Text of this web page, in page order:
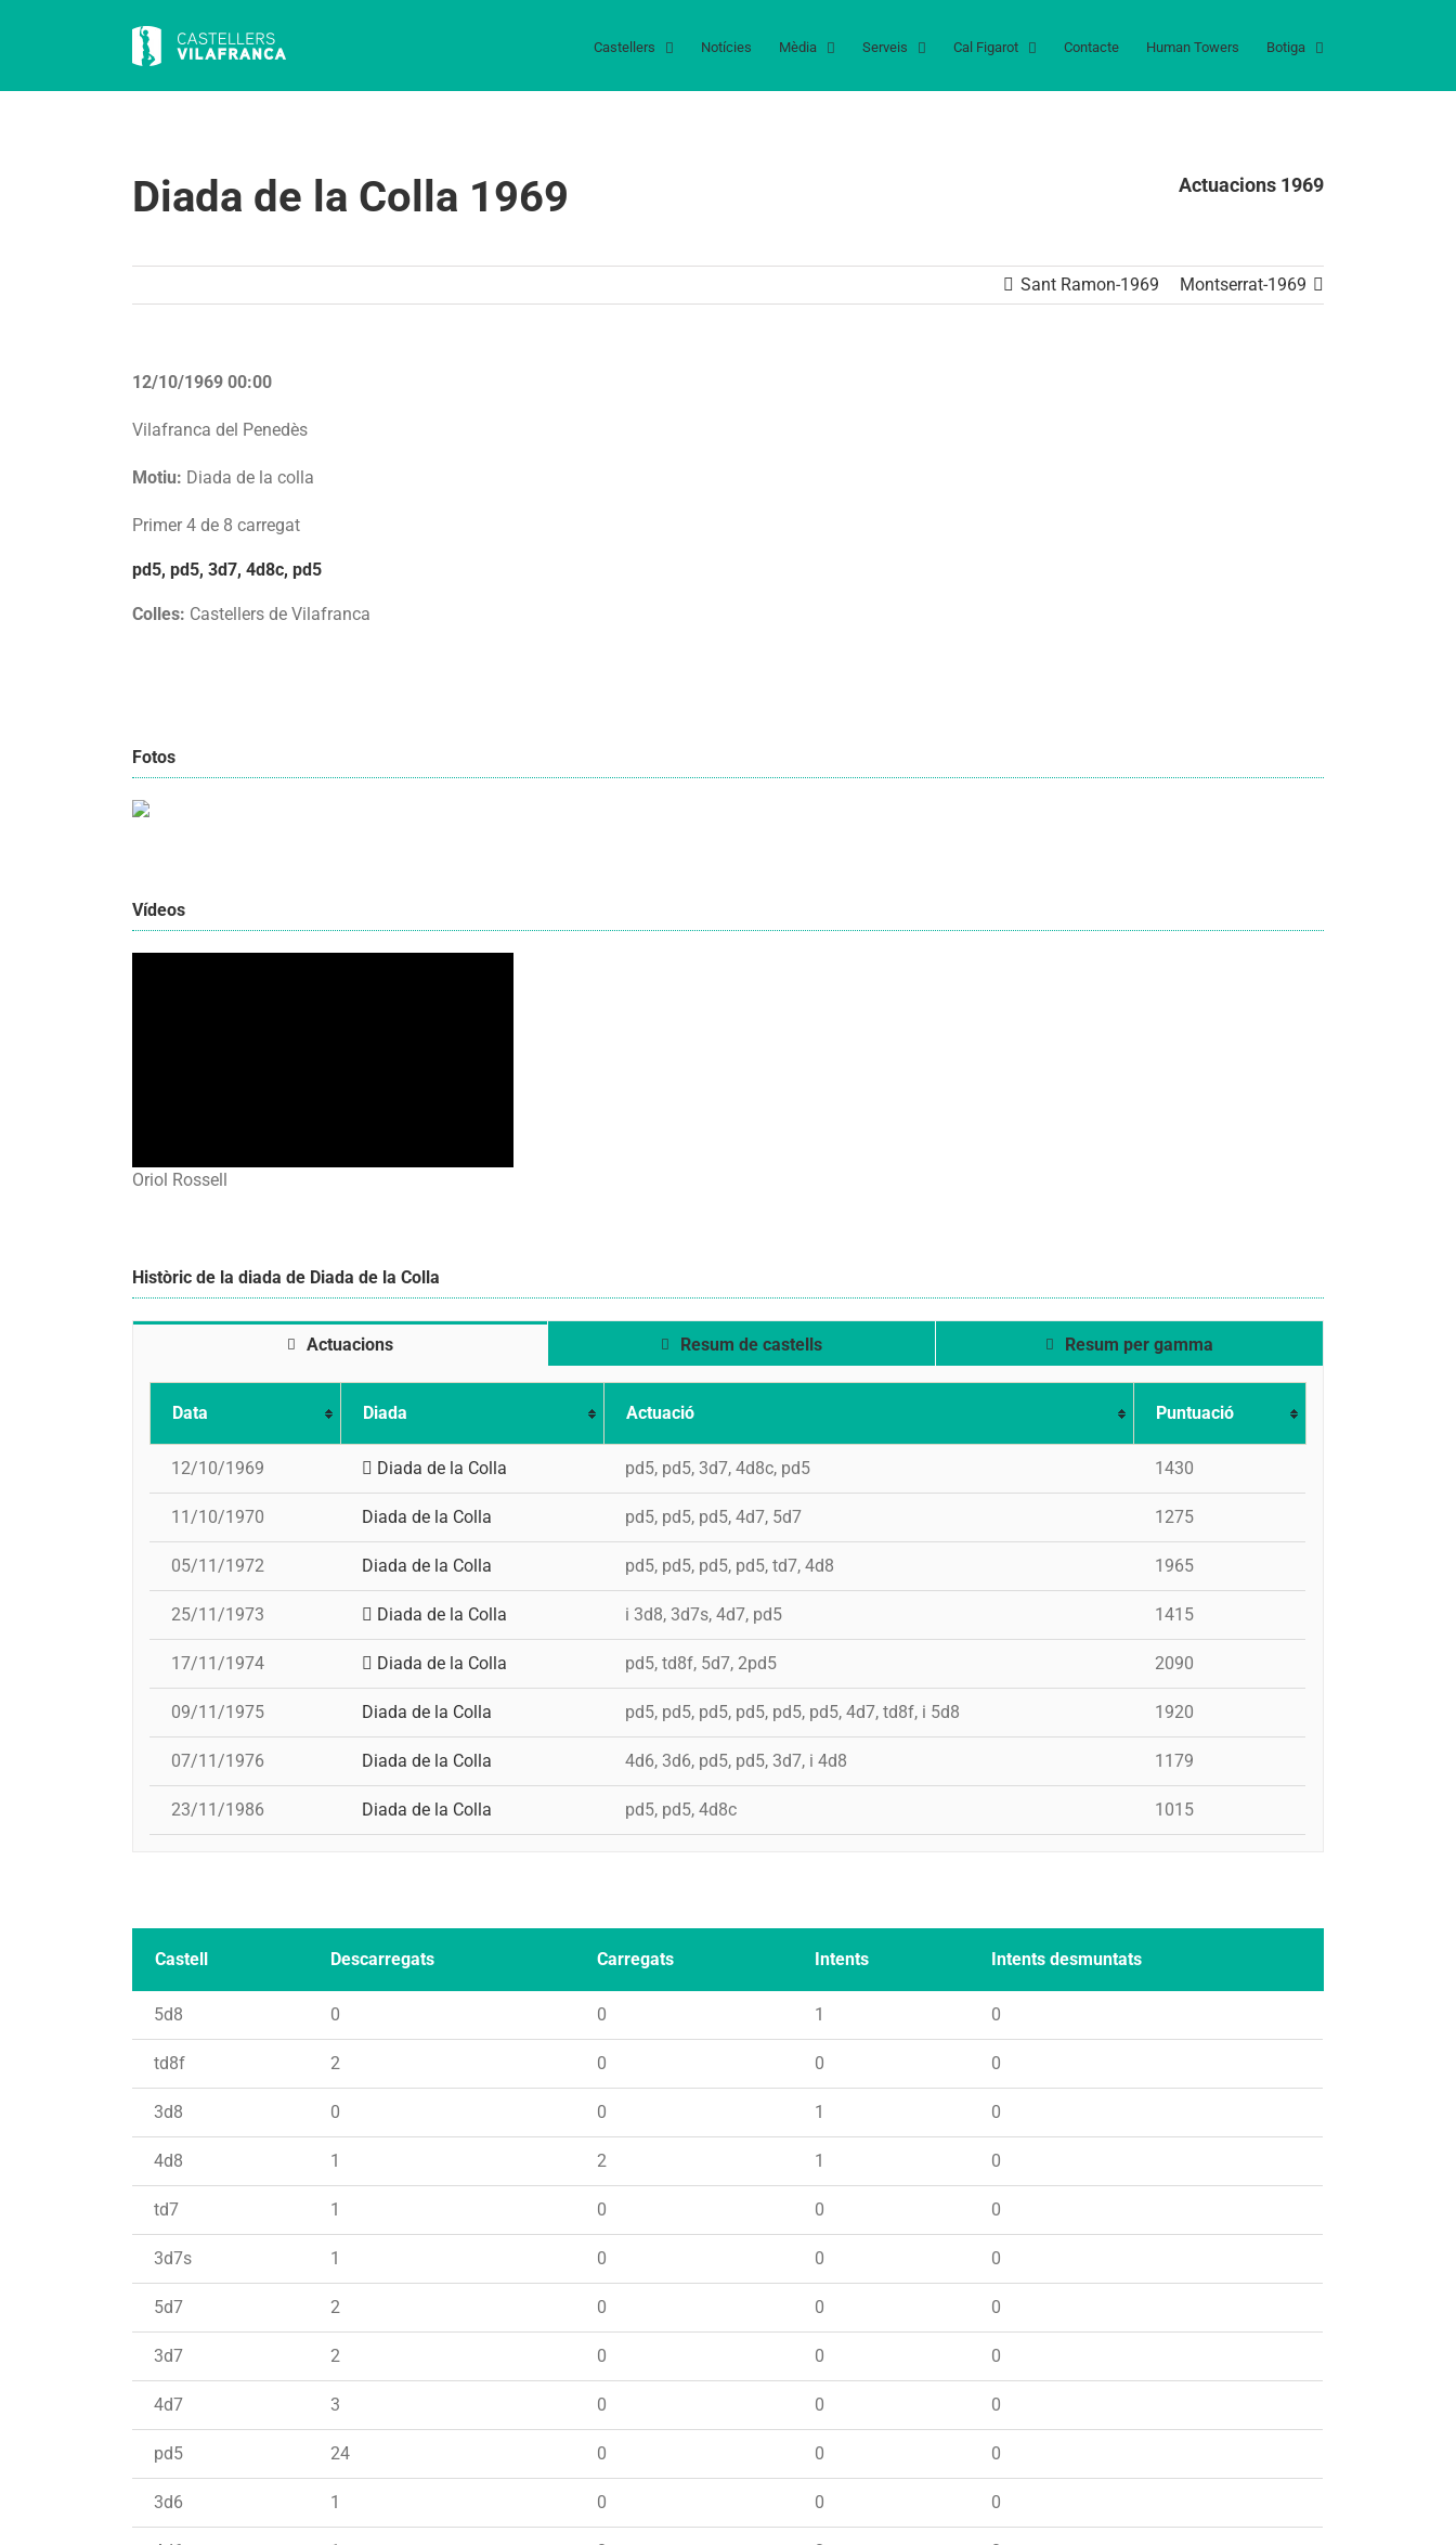
Castellers Notícies Mèdia Serveis Cal Figarot Contacte Human Towers Botiga
Diada de la Colla 1969 Actuacions 1969
Sant Ramon-1969 Montserrat-1969
12/10/1969 00:00
Vilafranca del Penedès
Motiu: Diada de la colla
Primer 4 de 8 carregat
pd5, pd5, 3d7, 4d8c, pd5
Colles: Castellers de Vilafranca
Fotos
Vídeos
Oriol Rossell
Històric de la diada de Diada de la Colla
Actuacions Resum de castells Resum per gamma
Data Diada Actuació Puntuació
12/10/1969 Diada de la Colla pd5, pd5, 3d7, 4d8c, pd5 1430
11/10/1970 Diada de la Colla pd5, pd5, pd5, 4d7, 5d7 1275
05/11/1972 Diada de la Colla pd5, pd5, pd5, pd5, td7, 4d8 1965
25/11/1973 Diada de la Colla i 3d8, 3d7s, 4d7, pd5 1415
17/11/1974 Diada de la Colla pd5, td8f, 5d7, 2pd5 2090
09/11/1975 Diada de la Colla pd5, pd5, pd5, pd5, pd5, pd5, 4d7, td8f, i 5d8 1920
07/11/1976 Diada de la Colla 4d6, 3d6, pd5, pd5, 3d7, i 4d8 1179
23/11/1986 Diada de la Colla pd5, pd5, 4d8c 1015
Castell Descarregats Carregats Intents Intents desmuntats
5d8 0 0 1 0
td8f 2 0 0 0
3d8 0 0 1 0
4d8 1 2 1 0
td7 1 0 0 0
3d7s 1 0 0 0
5d7 2 0 0 0
3d7 2 0 0 0
4d7 3 0 0 0
pd5 24 0 0 0
3d6 1 0 0 0